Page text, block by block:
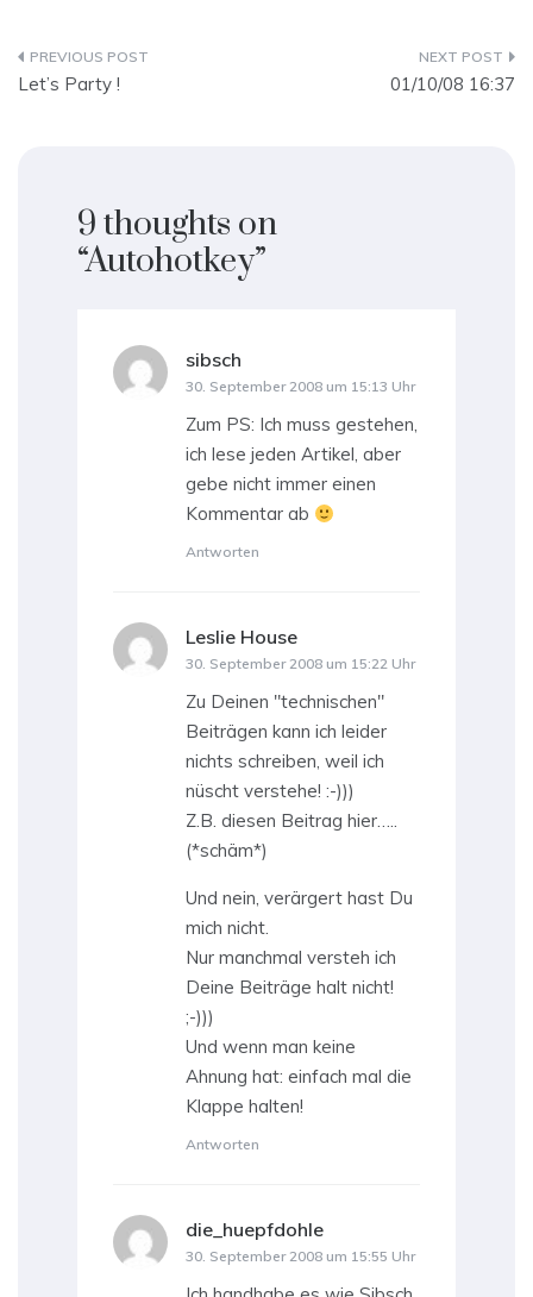
Beitragsnavigation
Let’s Party ! 01/10/08 16:37
9 thoughts on
“Autohotkey”
sibsch
30. September 2008 um 15:13 Uhr
Zum PS: Ich muss gestehen,
ich lese jeden Artikel, aber
gebe nicht immer einen
Kommentar ab
Antworten
Leslie House
30. September 2008 um 15:22 Uhr
Zu Deinen "technischen"
Beiträgen kann ich leider
nichts schreiben, weil ich
nüscht verstehe! :-)))
Z.B. diesen Beitrag hier…..
(*schäm*)
Und nein, verärgert hast Du
mich nicht.
Nur manchmal versteh ich
Deine Beiträge halt nicht!
;-)))
Und wenn man keine
Ahnung hat: einfach mal die
Klappe halten!
Antworten
die_huepfdohle
30. September 2008 um 15:55 Uhr